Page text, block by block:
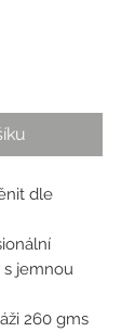
dle
s jemnou
260 gms